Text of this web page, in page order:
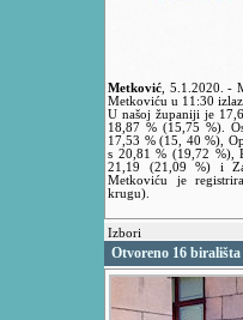
Metković 5.1.2020.-
Metkoviću u 11:30
U našoj županiji je
18,87 % (15,75 %).
17,53 % (15, 40 %),
s 20,81 % (19,72 %),
21,19 (21,09 %) i
Metkoviću je
krugu).
Izbori
Otvoreno 16 birališta